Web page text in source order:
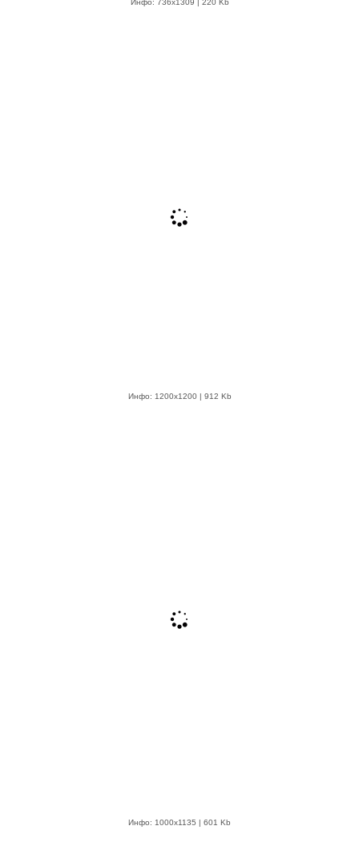
Инфо: 1200х1200 | 912 Kb
Инфо: 1000х1135 | 601 Kb